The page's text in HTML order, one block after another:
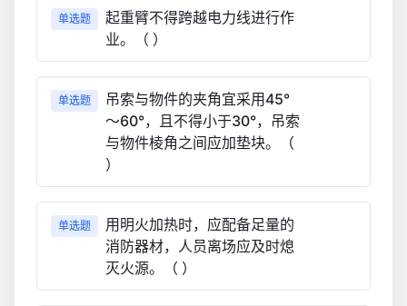
单选题
起重臂不得跨越电力线进行作
业。（ ）
单选题
吊索与物件的夹角宜采用45°
～60°，且不得小于30°，吊索
与物件棱角之间应加垫块。（
）
单选题
用明火加热时，应配备足量的
消防器材，人员离场应及时熄
灭火源。（ ）